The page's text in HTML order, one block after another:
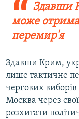
Здавши
може
перемир'я
Здавши Крим,
лише тактичне
чергових
Москва через
розхитати